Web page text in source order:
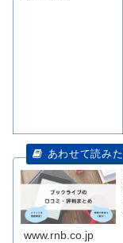
www.rnb.co.jp